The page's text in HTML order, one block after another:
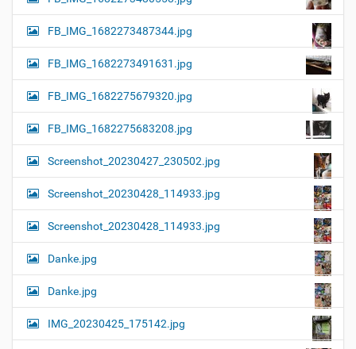
FB_IMG_1682273487344.jpg
FB_IMG_1682273491631.jpg
FB_IMG_1682275679320.jpg
FB_IMG_1682275683208.jpg
Screenshot_20230427_230502.jpg
Screenshot_20230428_114933.jpg
Screenshot_20230428_114933.jpg
Danke.jpg
Danke.jpg
IMG_20230425_175142.jpg